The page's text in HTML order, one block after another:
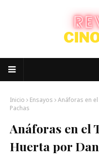
Inicio Ensayos
Anáforas en
Pachas
Anáforas en el
Huerta por